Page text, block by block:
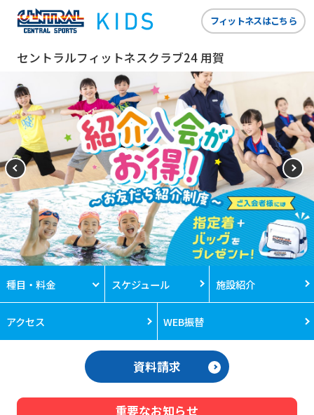
セントラルフィットネスクラブ24 用賀
フィットネスはこちら
種目・料金 スケジュール 施設紹介
アクセス WEB振替
資料請求
重要なお知らせ